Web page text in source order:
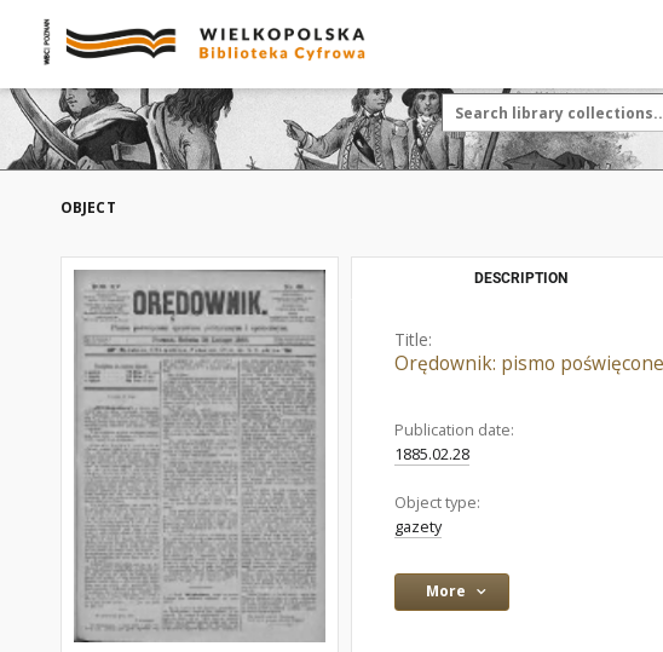
OBJECT
DESCRIPTION
Title:
Orędownik: pismo
Publication date:
1885.02.28
Object type:
gazety
More